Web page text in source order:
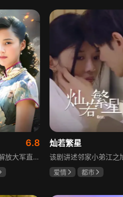
6.8
1949年初夏，解放大军直抵上海，国民党国防部保密局的中共地下党员邓家骥奉命撤往台湾，其妻同为地下党的沈荷因临产被留在上海。新中国成立之初，面对敌特的破坏活动，斗争形势严峻，沈荷隐藏真实身份，继续与敌人展开新一轮斗争，在隐秘战线坚守信仰，为新政权的稳定默默奉献。
灿若繁星
爱情
都市